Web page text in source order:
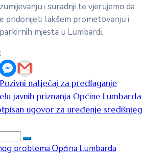
i suradnji te vjerujemo da
pridonijeti lakšem prometovanju i
mjesta u Lumbardi.
Pozivni natječaj za predlaganje
javnih priznanja Općine Lumbarda
ugovor za uređenje središnjeg